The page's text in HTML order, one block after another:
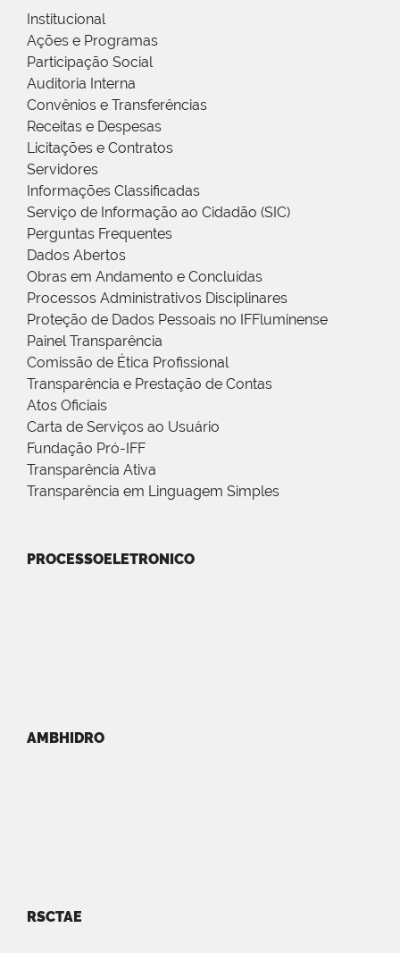
Institucional
Ações e Programas
Participação Social
Auditoria Interna
Convênios e Transferências
Receitas e Despesas
Licitações e Contratos
Servidores
Informações Classificadas
Serviço de Informação ao Cidadão (SIC)
Perguntas Frequentes
Dados Abertos
Obras em Andamento e Concluídas
Processos Administrativos Disciplinares
Proteção de Dados Pessoais no IFFluminense
Painel Transparência
Comissão de Ética Profissional
Transparência e Prestação de Contas
Atos Oficiais
Carta de Serviços ao Usuário
Fundação Pró-IFF
Transparência Ativa
Transparência em Linguagem Simples
PROCESSOELETRONICO
AMBHIDRO
RSCTAE